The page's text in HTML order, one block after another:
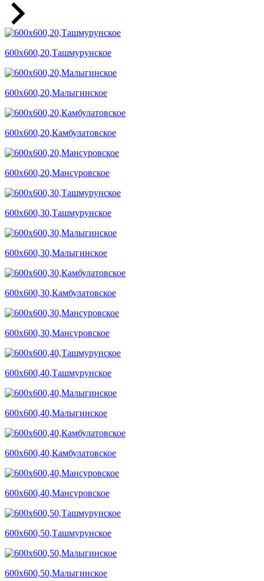
600х600,20,Ташмурунское
600х600,20,Малыгинское
600х600,20,Камбулатовское
600х600,20,Мансуровское
600х600,30,Ташмурунское
600х600,30,Малыгинское
600х600,30,Камбулатовское
600х600,30,Мансуровское
600х600,40,Ташмурунское
600х600,40,Малыгинское
600х600,40,Камбулатовское
600х600,40,Мансуровское
600х600,50,Ташмурунское
600х600,50,Малыгинское